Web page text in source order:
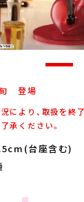
登場
により、取扱を終
承ください。
台座含む)